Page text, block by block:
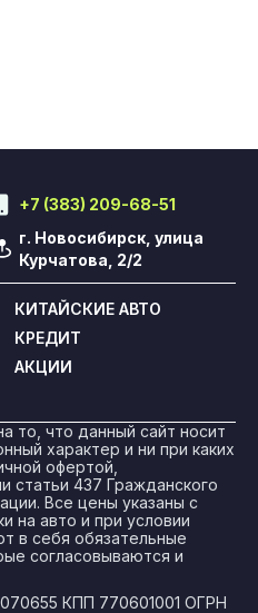
+7 (383) 209-68-51
г. Новосибирск, улица
Курчатова, 2/2
КИТАЙСКИЕ АВТО
КРЕДИТ
АКЦИИ
то, что данный сайт носит
характер и ни при каких
офертой,
статьи 437 Гражданского
Все цены указаны с
на авто и при условии
в себя обязательные
согласовываются и
КПП 770601001 ОГРН